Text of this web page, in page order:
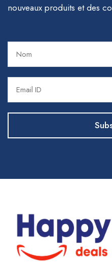
nouveaux produits et des